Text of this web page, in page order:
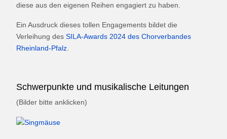
diese aus den eigenen Reihen engagiert zu haben.
Ein Ausdruck dieses tollen Engagements bildet die
Verleihung des SILA-Awards 2024 des Chorverbandes
Rheinland-Pfalz
Schwerpunkte und musikalische Leitungen
(Bilder bitte anklicken)